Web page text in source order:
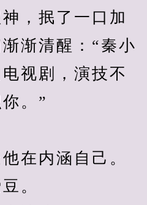
，抿了一口加
渐清醒：“秦小
视剧，演技不
。”
内涵自己。
。